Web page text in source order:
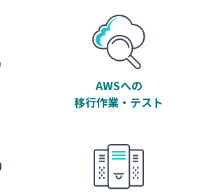
AWSへの
移行作業・テスト